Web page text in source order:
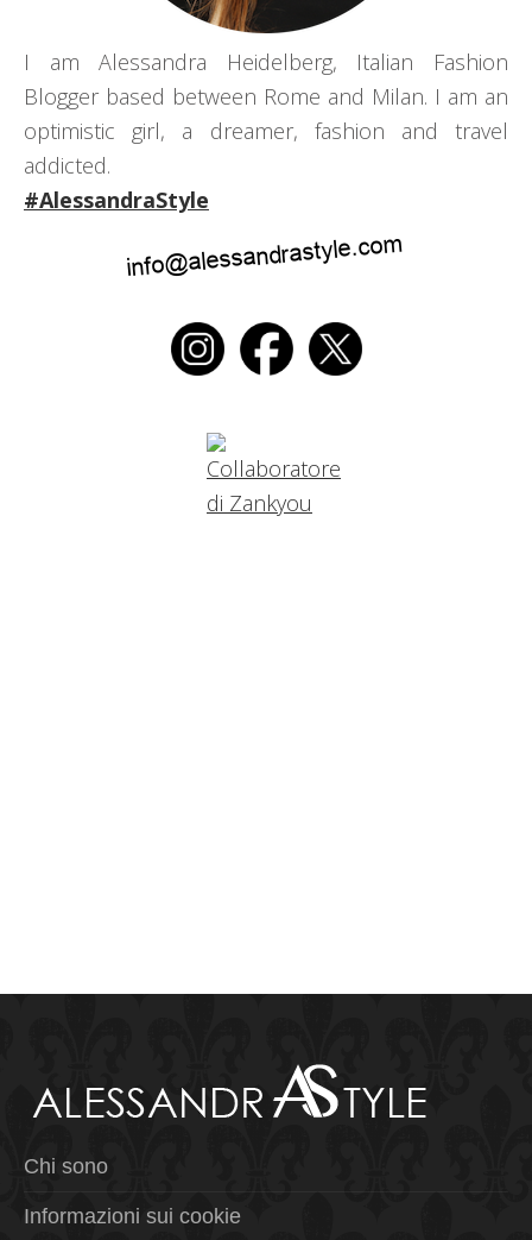
I am Alessandra Heidelberg, Italian Fashion
Blogger based between Rome and Milan. I am an
optimistic girl, a dreamer, fashion and travel
addicted.
#AlessandraStyle
Chi sono
Informazioni sui cookie